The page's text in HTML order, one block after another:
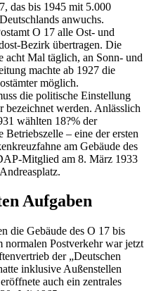
das bis 1945 mit 5.000
anwuchs.
O 17 alle Ost- und
Bezirk übertragen. Die
acht Mal täglich, an Sonn- und
machte ab 1927 die
möglich.
die politische Einstellung
bezeichnet werden. Anlässlich
wählten 18?% der
– eine der ersten
am Gebäude des
Mitglied am 8. März 1933
Aufgaben
die Gebäude des O 17 bis
normalen Postverkehr war jetzt
der „Deutschen
inklusive Außenstellen
auch ein zentrales